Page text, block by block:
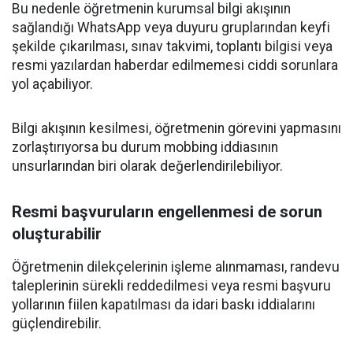
Bu nedenle öğretmenin kurumsal bilgi akışının
sağlandığı WhatsApp veya duyuru gruplarından keyfi
şekilde çıkarılması, sınav takvimi, toplantı bilgisi veya
resmi yazılardan haberdar edilmemesi ciddi sorunlara
yol açabiliyor.
Bilgi akışının kesilmesi, öğretmenin görevini yapmasını
zorlaştırıyorsa bu durum mobbing iddiasının
unsurlarından biri olarak değerlendirilebiliyor.
Resmi başvuruların engellenmesi de sorun
oluşturabilir
Öğretmenin dilekçelerinin işleme alınmaması, randevu
taleplerinin sürekli reddedilmesi veya resmi başvuru
yollarının fiilen kapatılması da idari baskı iddialarını
güçlendirebilir.